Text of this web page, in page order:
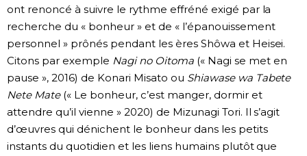
ont renoncé à suivre le rythme effréné exigé par la
recherche du « bonheur » et de « l’épanouissement
personnel » prônés pendant les ères Shôwa et Heisei.
Citons par exemple Nagi no Oitoma(« Nagi se met en
pause », 2016) de Konari Misato ou Shiawase wa Tabete
Nete Mate(« Le bonheur, c’est manger, dormir et
attendre qu’il vienne » 2020) de Mizunagi Tori. Il s’agit
d’œuvres qui dénichent le bonheur dans les petits
instants du quotidien et les liens humains plutôt que